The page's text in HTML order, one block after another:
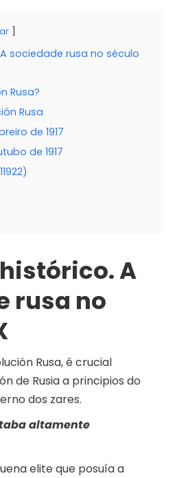
sociedade rusa no século
Rusa?
Rusa
de 1917
de 1917
A
rusa no
Rusa, é crucial
de Rusia a principios do
dos zares.
altamente
elite que posuía a